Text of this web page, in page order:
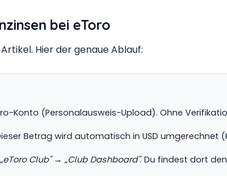
bei eToro
Hier der genaue Ablauf:
Konto (Personalausweis-Upload). Ohne
Betrag wird automatisch in USD umgerechnet
„eToro Club"→ „Club Dashboard". Du findest dort